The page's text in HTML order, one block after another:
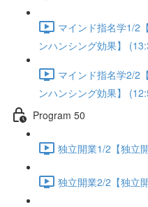
マインド指名学1/2
ンハンシング効果】
マインド指名学2/2
ンハンシング効果】
Program 50
独立開業1/2【独立
独立開業2/2【独立